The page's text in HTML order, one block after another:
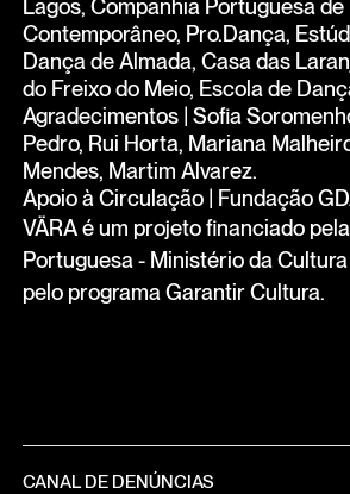
Lagos, Companhia Portuguesa de
Contemporâneo, Pro.Dança,
Dança de Almada, Casa das
do Freixo do Meio, Escola de
Agradecimentos | Sofia
Pedro, Rui Horta, Mariana
Mendes, Martim Alvarez.
Apoio à Circulação | Fundação
VÄRA é um projeto financiado
Portuguesa - Ministério da
pelo programa Garantir Cultura.
CANAL DE DENÚNCIAS